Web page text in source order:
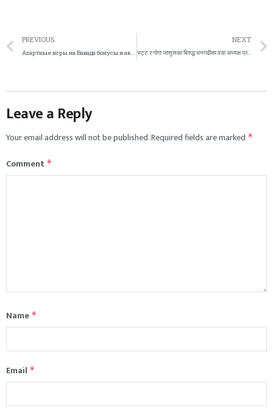
PREVIOUS
Азартные игры на Вавада бонусы и акции для игроков
NEXT
भट्ट र गोगा जासुसका बिरुद्ध धनगढीका वडा अध्यक्ष प्रशासनमा
Leave a Reply
Your email address will not be published.Required fields are marked *
Comment *
Name *
Email *